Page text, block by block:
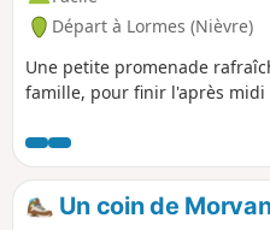
Départ à Lormes (Nièvre)
Une petite promenade
famille, pour finir l'après midi
Un coin de